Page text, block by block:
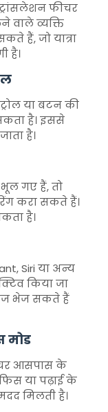
फीचर
वाले व्यक्ति
हैं, जो यात्रा
है।
या बटन की
है। इससे
है।
गए हैं, तो
करा सकते हैं।
है।
Siri या अन्य
किया जा
भेज सकते हैं
मोड
आसपास के
या पढ़ाई के
मिलती है।